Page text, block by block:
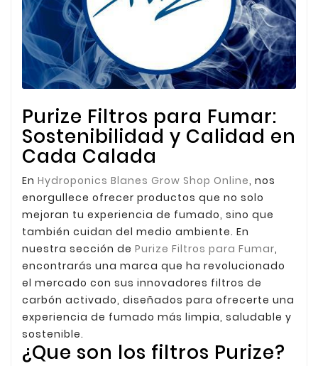
Purize Filtros para Fumar:
Sostenibilidad y Calidad en
Cada Calada
En Hydroponics Blanes Grow Shop Online, nos
enorgullece ofrecer productos que no solo
mejoran tu experiencia de fumado, sino que
también cuidan del medio ambiente. En
nuestra sección de Purize Filtros para Fumar,
encontrarás una marca que ha revolucionado
el mercado con sus innovadores filtros de
carbón activado, diseñados para ofrecerte una
experiencia de fumado más limpia, saludable y
sostenible.
¿Que son los filtros Purize?